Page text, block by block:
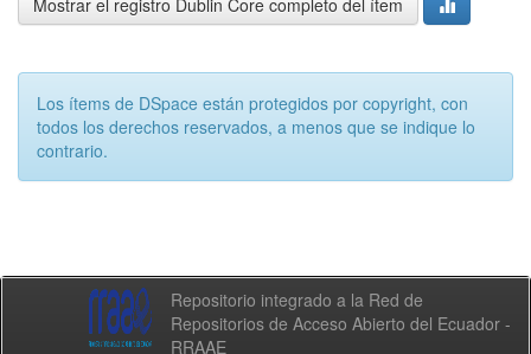
Mostrar el registro Dublin Core completo del ítem
Los ítems de DSpace están protegidos por copyright, con
todos los derechos reservados, a menos que se indique lo
contrario.
Repositorio integrado a la Red de
Repositorios de Acceso Abierto del Ecuador -
RRAAE